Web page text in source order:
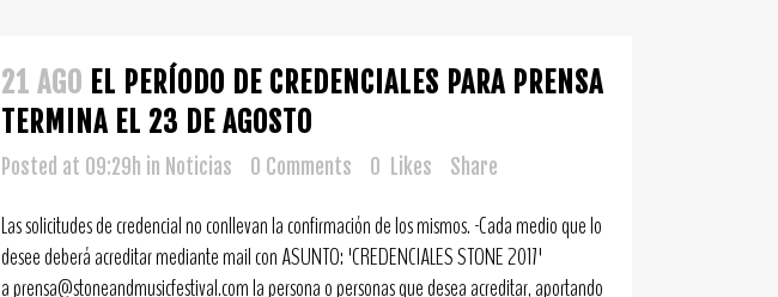
21 AGO EL PERÍODO DE CREDENCIALES PARA PRENSA
TERMINA EL 23 DE AGOSTO
Posted at 09:29h in Noticias 0 Comments 0 Likes Share
Las solicitudes de credencial no conllevan la confirmación de los mismos. -Cada medio que lo
desee deberá acreditar mediante mail con ASUNTO: 'CREDENCIALES STONE 2017'
a prensa@stoneandmusicfestival.com la persona o personas que desea acreditar, aportando